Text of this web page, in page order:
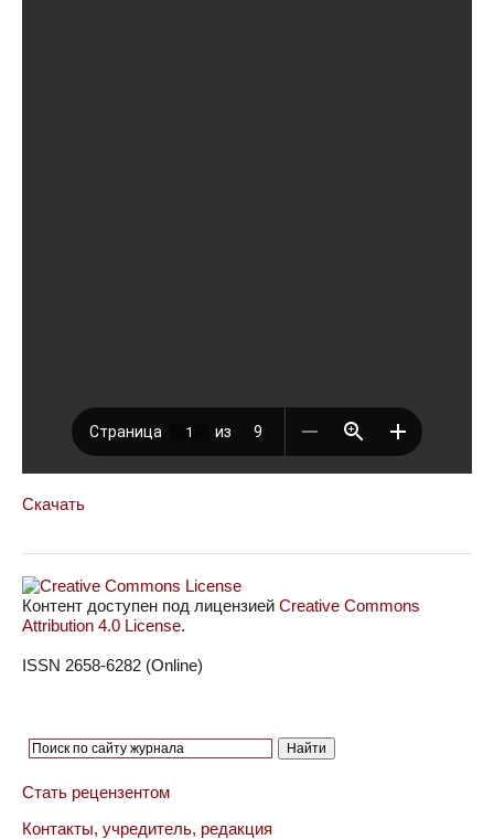
Скачать
Контент доступен под лицензией Creative Commons
Attribution 4.0 License.
ISSN 2658-6282 (Online)
Стать рецензентом
Контакты, учредитель, редакция